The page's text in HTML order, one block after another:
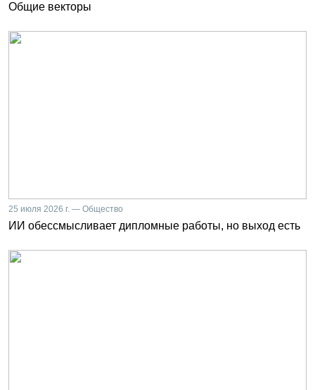
Общие векторы
25 июля 2026 г. — Общество
ИИ обессмысливает дипломные работы, но выход есть